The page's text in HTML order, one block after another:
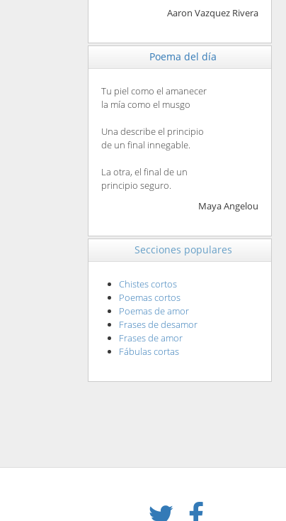
Aaron Vazquez Rivera
Poema del día
Tu piel como el amanecer
la mía como el musgo
Una describe el principio
de un final innegable.
La otra, el final de un
principio seguro.
Maya Angelou
Secciones populares
Chistes cortos
Poemas cortos
Poemas de amor
Frases de desamor
Frases de amor
Fábulas cortas